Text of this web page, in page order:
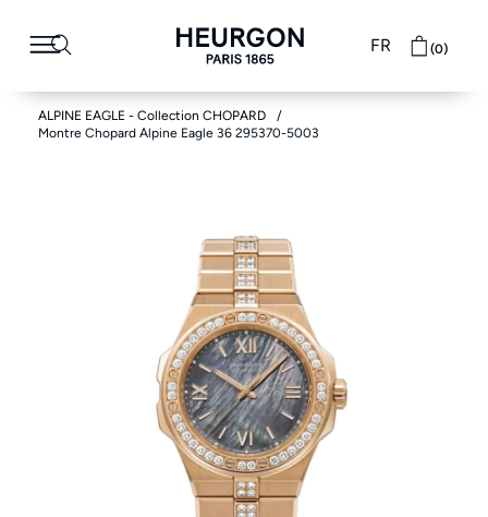
FR (0)
ALPINE EAGLE - Collection CHOPARD
Montre Chopard Alpine Eagle 36 295370-5003